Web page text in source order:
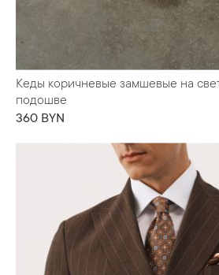
Кеды коричневые замшевые на
подошве
360 BYN